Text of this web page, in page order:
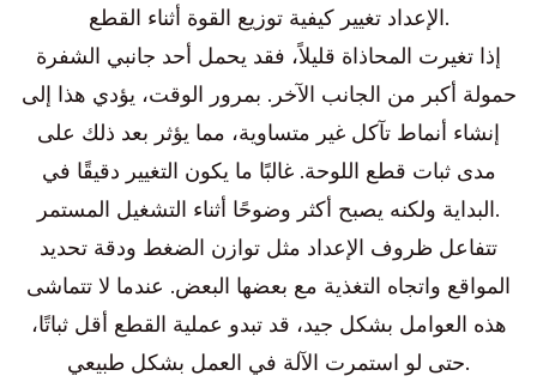
الإعداد تغيير كيفية توزيع القوة أثناء القطع.
إذا تغيرت المحاذاة قليلاً، فقد يحمل أحد جانبي الشفرة
حمولة أكبر من الجانب الآخر. بمرور الوقت، يؤدي هذا إلى
إنشاء أنماط تآكل غير متساوية، مما يؤثر بعد ذلك على
مدى ثبات قطع اللوحة. غالبًا ما يكون التغيير دقيقًا في
البداية ولكنه يصبح أكثر وضوحًا أثناء التشغيل المستمر.
تتفاعل ظروف الإعداد مثل توازن الضغط ودقة تحديد
المواقع واتجاه التغذية مع بعضها البعض. عندما لا تتماشى
هذه العوامل بشكل جيد، قد تبدو عملية القطع أقل ثباتًا،
حتى لو استمرت الآلة في العمل بشكل طبيعي.